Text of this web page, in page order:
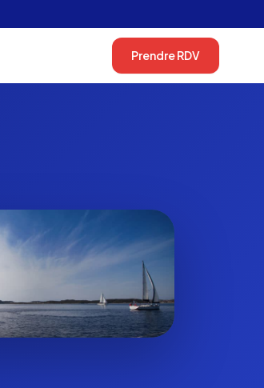
Prendre RDV